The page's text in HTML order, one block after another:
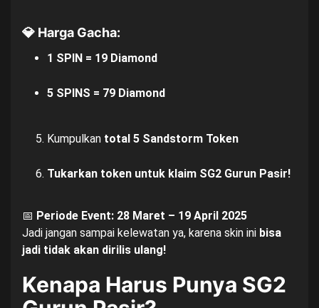
💎 Harga Gacha:
1 SPIN = 19 Diamond
5 SPINS = 79 Diamond
Kumpulkan total 5 Sandstorm Token
Tukarkan token untuk klaim SG2 Gurun Pasir!
📅 Periode Event: 28 Maret – 19 April 2025
Jadi jangan sampai kelewatan ya, karena skin ini bisa
jadi tidak akan dirilis ulang!
Kenapa Harus Punya SG2